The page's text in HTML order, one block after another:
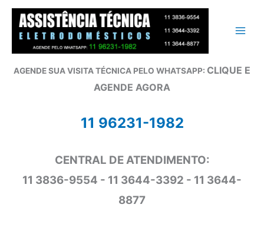
conteúdo
AGENDE SUA VISITA TÉCNICA PELO WHATSAPP: CLIQUE E
AGENDE AGORA
11 96231-1982
CENTRAL DE ATENDIMENTO:
11 3836-9554 - 11 3644-3392 - 11 3644-
8877